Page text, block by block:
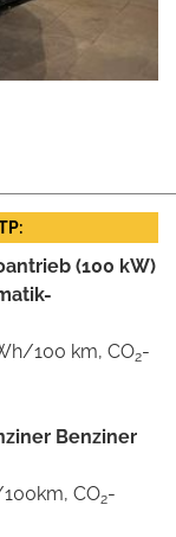
(100 kW)
100 km, CO2-
Benziner
CO2-